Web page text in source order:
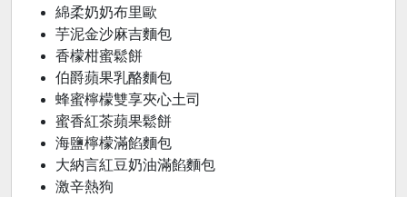
綿柔奶奶布里歐
芋泥金沙麻吉麵包
香檬柑蜜鬆餅
伯爵蘋果乳酪麵包
蜂蜜檸檬雙享夾心土司
蜜香紅茶蘋果鬆餅
海鹽檸檬滿餡麵包
大納言紅豆奶油滿餡麵包
激辛熱狗